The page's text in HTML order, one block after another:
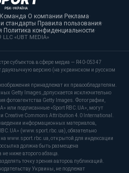
Команда·О компании·Реклама·
стандарты·Правила пользования·
·Политика конфиденциальности·
LLC «UBT MEDIA»
субъектов в сфере медиа — R40-05347
двуязычную версию (на украинском и русском
принадлежат их правообладателям.
Getty Images, допускается исключительно
фотоагентства Getty Images. Фотографии,
или подписанные «Sport RBC.UA», могут
Creative Commons Attribution 4.0 International.
информационных материалов,
(www.sport.rbc.ua), обязательно
www.sport.rbc.ua, открытой для индексации
должна быть размещена
ниже второго абзаца.
точку зрения авторов публикаций.
Украины, не подлежат